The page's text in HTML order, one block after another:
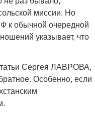
миссии. Но
к обычной очередной
указывает, что
Сергея ЛАВРОВА,
Особенно, если